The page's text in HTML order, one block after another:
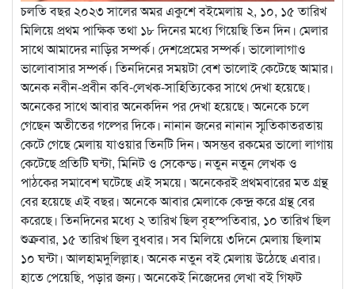
চলতি বছর ২০২৩ সালের অমর একুশে বইমেলায় ২, ১০, ১৫ তারিখ
মিলিয়ে প্রথম পাক্ষিক তথা ১৮ দিনের মধ্যে গিয়েছি তিন দিন। মেলার
সাথে আমাদের নাড়ির সম্পর্ক। দেশপ্রেমের সম্পর্ক। ভালোলাগাও
ভালোবাসার সম্পর্ক। তিনদিনের সময়টা বেশ ভালোই কেটেছে আমার।
অনেক নবীন-প্রবীন কবি-লেখক-সাহিত্যিকের সাথে দেখা হয়েছে।
অনেকের সাথে আবার অনেকদিন পর দেখা হয়েছে। অনেকে চলে
গেছেন অতীতের গল্পের দিকে। নানান জনের নানান স্মৃতিকাতরতায়
কেটে গেছে মেলায় যাওয়ার তিনটি দিন। অসম্ভব রকমের ভালো লাগায়
কেটেছে প্রতিটি ঘন্টা, মিনিট ও সেকেন্ড। নতুন নতুন লেখক ও
পাঠকের সমাবেশ ঘটেছে এই সময়ে। অনেকেরই প্রথমবারের মত গ্রন্থ
বের হয়েছে এই বছর। অনেকে আবার মেলাকে কেন্দ্র করে গ্রন্থ বের
করেছে। তিনদিনের মধ্যে ২ তারিখ ছিল বৃহস্পতিবার, ১০ তারিখ ছিল
শুক্রবার, ১৫ তারিখ ছিল বুধবার। সব মিলিয়ে ৩দিনে মেলায় ছিলাম
১০ ঘন্টা। আলহামদুলিল্লাহ। অনেক নতুন বই মেলায় উঠেছে এবার।
হাতে পেয়েছি, পড়ার জন্য। অনেকেই নিজেদের লেখা বই গিফট